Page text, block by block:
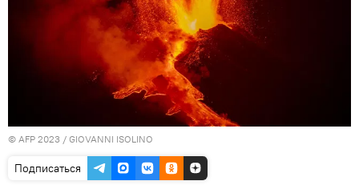
© AFP 2023 / GIOVANNI ISOLINO
Подписаться